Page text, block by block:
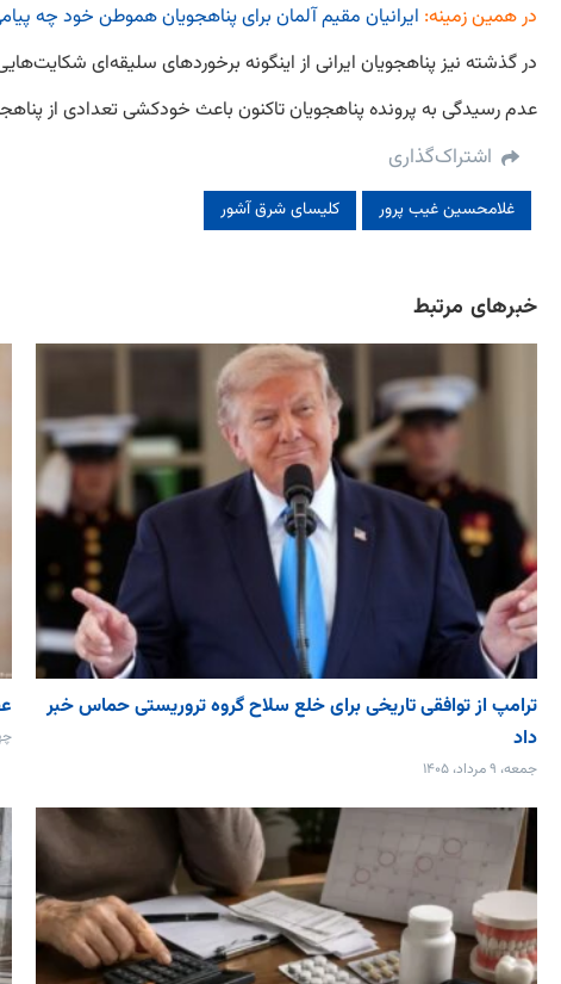
در همین زمینه: ایرانیان مقیم آلمان برای پناهجویان هموطن خود چه
در گذشته نیز پناهجویان ایرانی از اینگونه برخوردهای سلیقه‌ای شکایت‌هایی
عدم رسیدگی به پرونده پناهجویان تاکنون باعث خودکشی تعدادی از
اشتراک‌گذاری
غلامحسین غیب پرور کلیسای شرق آشور
خبرهای مرتبط
ترامپ از توافقی تاریخی برای خلع ‌سلاح گروه تروریستی حماس خبر
داد
جمعه، ۹ مرداد، ۱۴۰۵